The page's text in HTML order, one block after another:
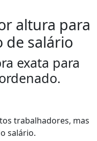
altura para
salário
exata para
trabalhadores, mas
salário.